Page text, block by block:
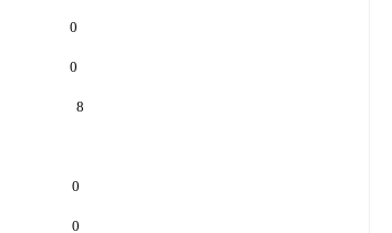
0
0
8
0
0